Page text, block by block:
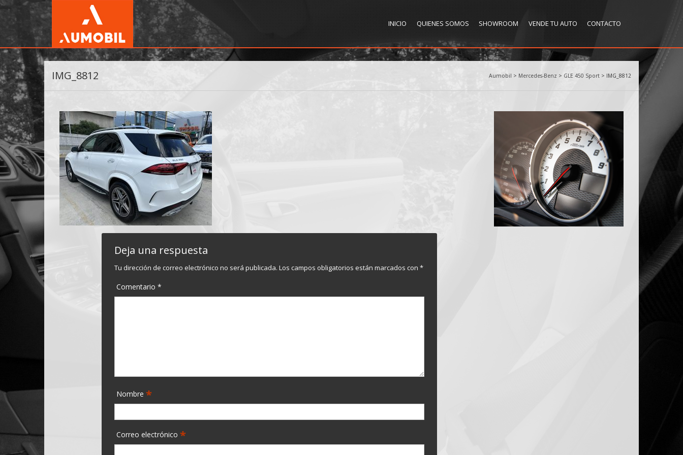
INICIO QUIENES SOMOS SHOWROOM VENDE TU AUTO CONTACTO
IMG_8812 Aumobil > Mercedes-Benz > GLE 450 Sport > IMG_8812
Deja una respuesta
Tu dirección de correo electrónico no será publicada. Los campos obligatorios están marcados con *
Comentario *
Nombre *
Correo electrónico *